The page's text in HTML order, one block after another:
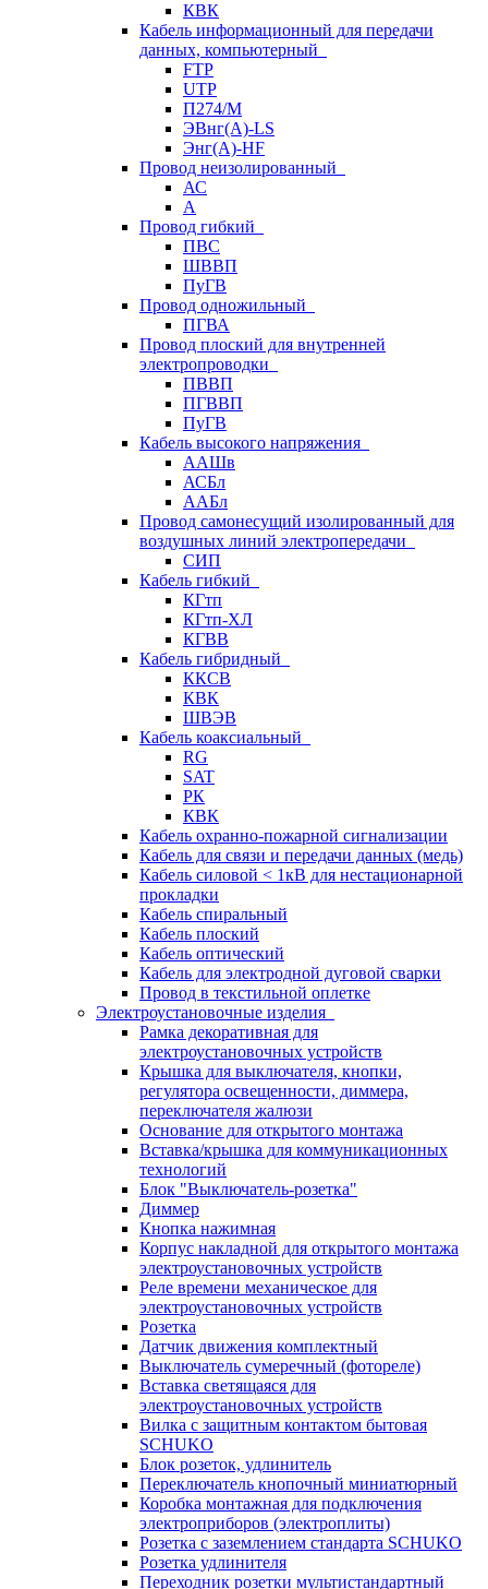
КВК
Кабель информационный для передачи
данных, компьютерный
FTP
UTP
П274/М
ЭВнг(А)-LS
Энг(А)-HF
Провод неизолированный
АС
А
Провод гибкий
ПВС
ШВВП
ПуГВ
Провод одножильный
ПГВА
Провод плоский для внутренней
электропроводки
ПВВП
ПГВВП
ПуГВ
Кабель высокого напряжения
ААШв
АСБл
ААБл
Провод самонесущий изолированный для
воздушных линий электропередачи
СИП
Кабель гибкий
КГтп
КГтп-ХЛ
КГВВ
Кабель гибридный
ККСВ
КВК
ШВЭВ
Кабель коаксиальный
RG
SAT
РК
КВК
Кабель охранно-пожарной сигнализации
Кабель для связи и передачи данных (медь)
Кабель силовой < 1кВ для нестационарной
прокладки
Кабель спиральный
Кабель плоский
Кабель оптический
Кабель для электродной дуговой сварки
Провод в текстильной оплетке
Электроустановочные изделия
Рамка декоративная для
электроустановочных устройств
Крышка для выключателя, кнопки,
регулятора освещенности, диммера,
переключателя жалюзи
Основание для открытого монтажа
Вставка/крышка для коммуникационных
технологий
Блок "Выключатель-розетка"
Диммер
Кнопка нажимная
Корпус накладной для открытого монтажа
электроустановочных устройств
Реле времени механическое для
электроустановочных устройств
Розетка
Датчик движения комплектный
Выключатель сумеречный (фотореле)
Вставка светящаяся для
электроустановочных устройств
Вилка с защитным контактом бытовая
SCHUKO
Блок розеток, удлинитель
Переключатель кнопочный миниатюрный
Коробка монтажная для подключения
электроприборов (электроплиты)
Розетка с заземлением стандарта SCHUKO
Розетка удлинителя
Переходник розетки мультистандартный